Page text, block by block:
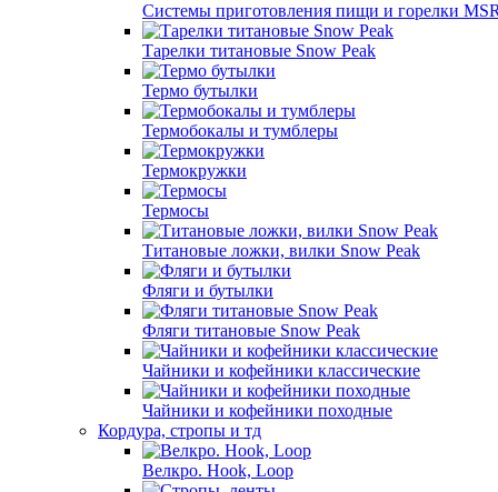
Системы приготовления пищи и горелки
Тарелки титановые Snow Peak
Термо бутылки
Термобокалы и тумблеры
Термокружки
Термосы
Титановые ложки, вилки Snow Peak
Фляги и бутылки
Фляги титановые Snow Peak
Чайники и кофейники классические
Чайники и кофейники походные
Кордура, стропы и тд
Велкро. Hook, Loop